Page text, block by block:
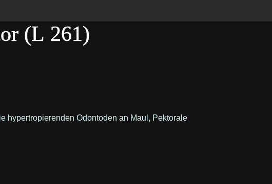
(L 261)
hypertropierenden Odontoden an Maul, Pektorale